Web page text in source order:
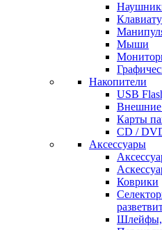
Мыши
Накопители
USB
Карты
CD /
Аксессуары
Коврики
Шлейфы,